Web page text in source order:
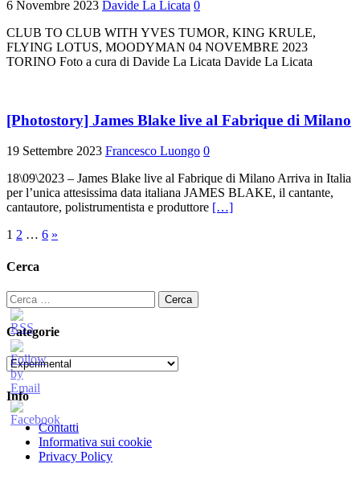
6 Novembre 2023 Davide La Licata 0
CLUB TO CLUB WITH YVES TUMOR, KING KRULE,
FLYING LOTUS, MOODYMAN 04 NOVEMBRE 2023
TORINO Foto a cura di Davide La Licata Davide La Licata
[Photostory] James Blake live al Fabrique di Milano
19 Settembre 2023 Francesco Luongo 0
18\09\2023 – James Blake live al Fabrique di Milano Arriva in Italia
per l’unica attesissima data italiana JAMES BLAKE, il cantante,
cantautore, polistrumentista e produttore […]
Paginazione
degli
1 2 … 6 »
Cerca
Ricerca
per:
Categorie
Categorie
Info
Contatti
Informativa sui cookie
Privacy Policy